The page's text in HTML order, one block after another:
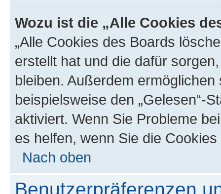
Wozu ist die „Alle Cookies
„Alle Cookies des Boards
erstellt hat und die dafür
bleiben. Außerdem
beispielsweise den „Gelesen“-
aktiviert. Wenn Sie Probleme
es helfen, wenn Sie die
Nach oben
Benutzerpräferenzen